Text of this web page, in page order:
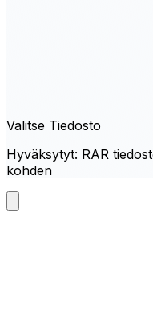
Valitse Tiedosto
Hyväksytyt: RAR
kohden